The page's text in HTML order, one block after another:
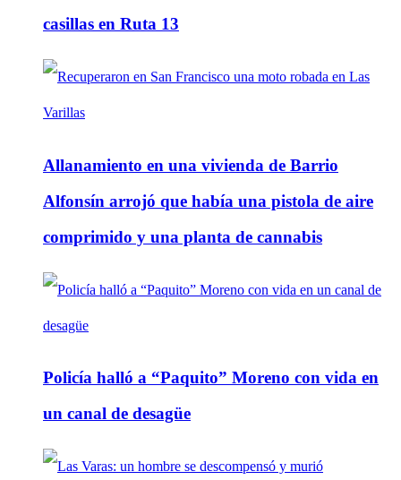
casillas en Ruta 13
Allanamiento en una vivienda de Barrio
Alfonsín arrojó que había una pistola de aire
comprimido y una planta de cannabis
Policía halló a “Paquito” Moreno con vida en
un canal de desagüe